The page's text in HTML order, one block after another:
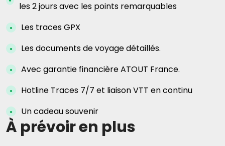
les 2 jours avec les points remarquables
Les traces GPX
Les documents de voyage détaillés.
Avec garantie financière ATOUT France.
Hotline Traces 7/7 et liaison VTT en continu
Un cadeau souvenir
À prévoir en plus